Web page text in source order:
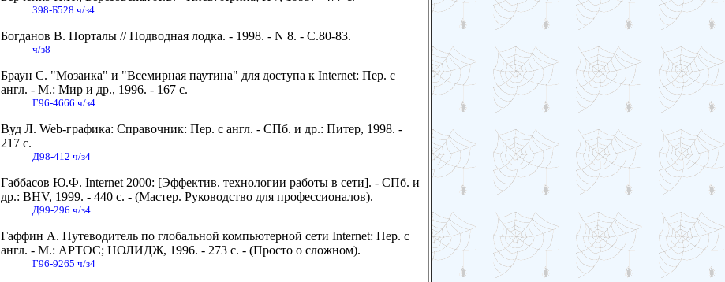
З98-Б528 ч/з4
Богданов В. Порталы // Подводная лодка. - 1998. - N 8. - С.80-83.
ч/з8
Браун С. "Мозаика" и "Всемирная паутина" для доступа к Internet: Пер. с
англ. - М.: Мир и др., 1996. - 167 с.
Г96-4666 ч/з4
Вуд Л. Web-графика: Справочник: Пер. с англ. - СПб. и др.: Питер, 1998. -
217 с.
Д98-412 ч/з4
Габбасов Ю.Ф. Internet 2000: [Эффектив. технологии работы в сети]. - СПб. и
др.: BHV, 1999. - 440 с. - (Мастер. Руководство для профессионалов).
Д99-296 ч/з4
Гаффин А. Путеводитель по глобальной компьютерной сети Internet: Пер. с
англ. - М.: АРТОС; НОЛИДЖ, 1996. - 273 с. - (Просто о сложном).
Г96-9265 ч/з4